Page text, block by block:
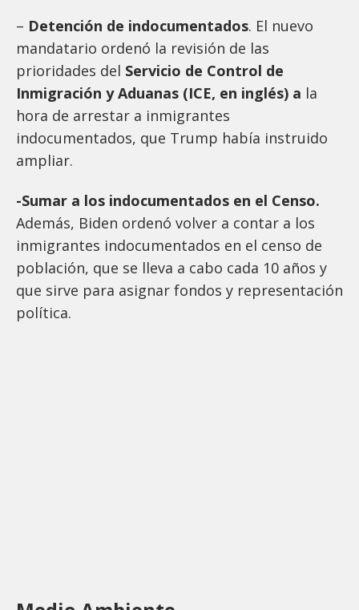
– Detención de indocumentados. El nuevo
mandatario ordenó la revisión de las
prioridades del Servicio de Control de
Inmigración y Aduanas (ICE, en inglés) a la
hora de arrestar a inmigrantes
indocumentados, que Trump había instruido
ampliar.
-Sumar a los indocumentados en el Censo.
Además, Biden ordenó volver a contar a los
inmigrantes indocumentados en el censo de
población, que se lleva a cabo cada 10 años y
que sirve para asignar fondos y representación
política.